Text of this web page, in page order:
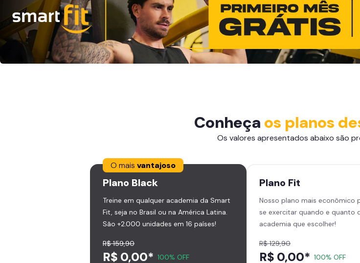
Conheça os planos
Os valores apresentados abaixo são
O mais vantajoso
Plano Black
Treine em qualquer academia da Smart
Fit, seja no Brasil ou na América Latina.
São +2.000 unidades em 16 países!
R$ 159,90
R$ 0,00* 100% OFF
Plano Fit
Nosso plano mais econômico
se exercitar quando e quanto
academia que escolher!
R$ 129,90
R$ 0,00* 100% OFF